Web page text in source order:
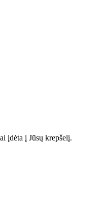
įdėta į Jūsų krepšelį.